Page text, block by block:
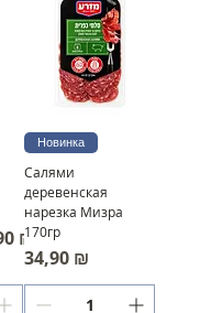
со скидкой
₪
Новинка
Салями
деревенская
нарезка Мизра
170гр
Цена
34,90 ₪